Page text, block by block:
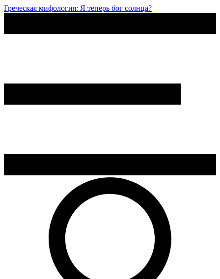
Греческая мифология: Я теперь бог солнца?